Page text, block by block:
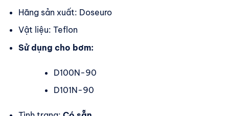
Hãng sản xuất: Doseuro
Vật liệu: Teflon
Sử dụng cho bơm:
D100N-90
D101N-90